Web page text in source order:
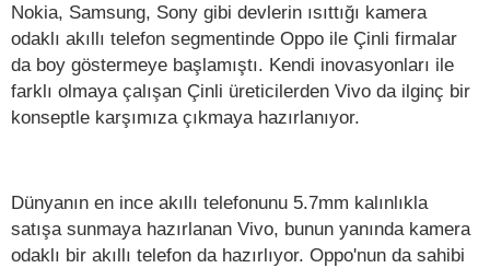
Nokia, Samsung, Sony gibi devlerin ısıttığı kamera
odaklı akıllı telefon segmentinde Oppo ile Çinli firmalar
da boy göstermeye başlamıştı. Kendi inovasyonları ile
farklı olmaya çalışan Çinli üreticilerden Vivo da ilginç bir
konseptle karşımıza çıkmaya hazırlanıyor.
Dünyanın en ince akıllı telefonunu 5.7mm kalınlıkla
satışa sunmaya hazırlanan Vivo, bunun yanında kamera
odaklı bir akıllı telefon da hazırlıyor. Oppo'nun da sahibi